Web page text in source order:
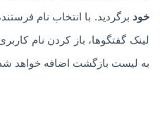
خود برگردید. با انتخاب نام
لینک گفتگوها، باز کردن نام
به لیست بازگشت اضافه خواهد